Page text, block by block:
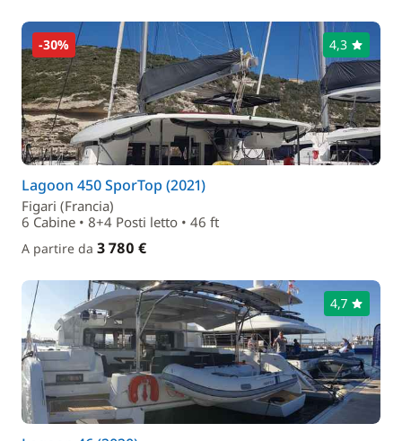
-30% 4,3
Lagoon 450 SporTop (2021)
Figari (Francia)
6 Cabine • 8+4 Posti letto • 46 ft
A partire da 3 780 €
4,7